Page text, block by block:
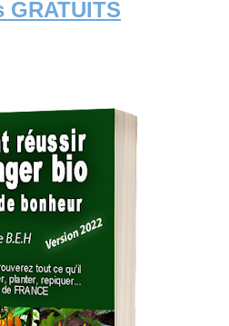
GRATUITS